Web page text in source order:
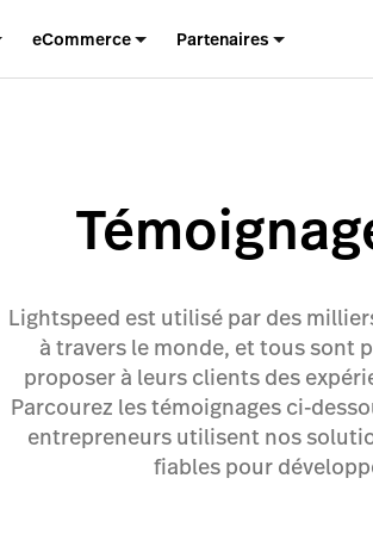
eCommerce Partenaires
Lightspeed est utilisé par des
à travers le monde, et tous sont
proposer à leurs clients des
Parcourez les témoignages ci-
entrepreneurs utilisent nos
fiables pour